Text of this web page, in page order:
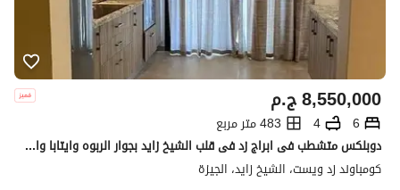
ج.م8,550,000
6
4
483 متر مربع
دوبلكس متشطب فى ابراج زد فى قلب الشيخ زايد بجوار الربوه وايتابا والكارما ودقيقة من فيلدج ويست و هايبر وان
كومباوند زد ويست، الشيخ زايد، الجيزة